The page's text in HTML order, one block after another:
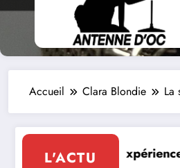
Accueil Clara Blondie La
L'ACTU
Thibault et Lou-Anne